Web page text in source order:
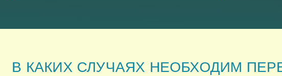
В КАКИХ СЛУЧАЯХ НЕОБХОДИМ